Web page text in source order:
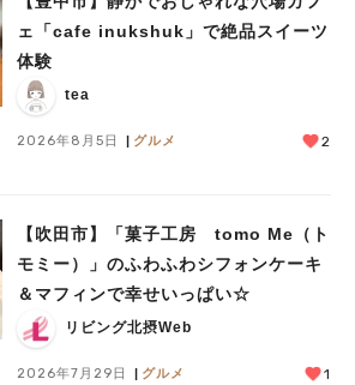
ェ「cafe inukshuk」で絶品スイーツ
体験
tea
2026年8月5日 グルメ 2
【吹田市】「菓子工房 tomo Me（ト
モミー）」のふわふわシフォンケーキ
＆マフィンで幸せいっぱい☆
リビング北摂Web
2026年7月29日 グルメ 1
事#大阪学院大 商品開発プロジェクト